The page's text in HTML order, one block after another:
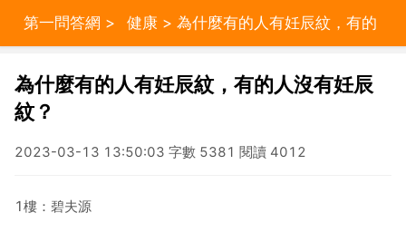
第一問答網 > 健康 > 為什麼有的人有妊辰紋，有的
人沒有妊辰紋？
為什麼有的人有妊辰紋，有的人沒有妊辰
紋？
2023-03-13 13:50:03 字數 5381 閱讀 4012
1樓：碧夫源